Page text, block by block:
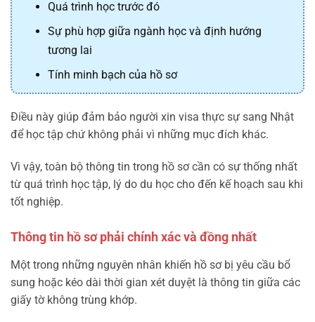
Quá trình học trước đó
Sự phù hợp giữa ngành học và định hướng
tương lai
Tính minh bạch của hồ sơ
Điều này giúp đảm bảo người xin visa thực sự sang Nhật
để học tập chứ không phải vì những mục đích khác.
Vì vậy, toàn bộ thông tin trong hồ sơ cần có sự thống nhất
từ quá trình học tập, lý do du học cho đến kế hoạch sau khi
tốt nghiệp.
Thông tin hồ sơ phải chính xác và đồng nhất
Một trong những nguyên nhân khiến hồ sơ bị yêu cầu bổ
sung hoặc kéo dài thời gian xét duyệt là thông tin giữa các
giấy tờ không trùng khớp.